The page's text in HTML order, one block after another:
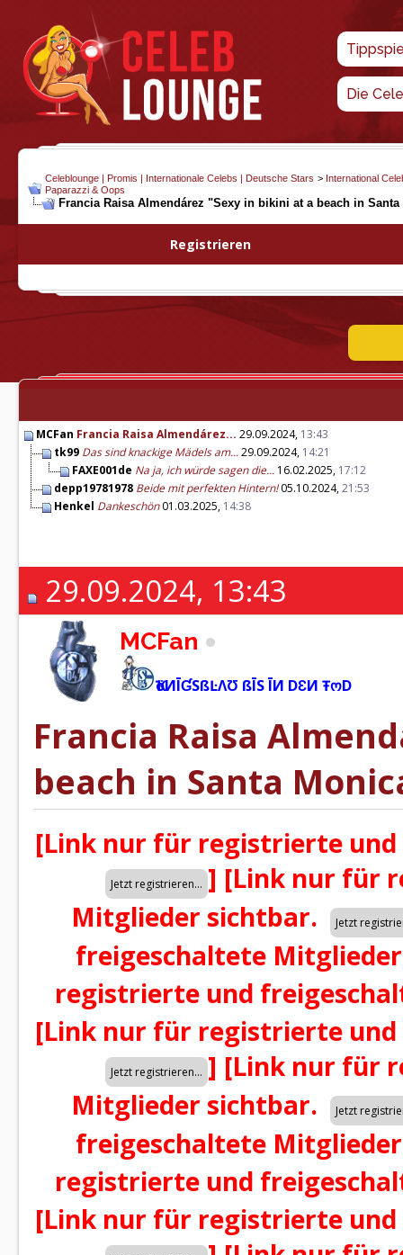
Die
Celeblounge | Promis | Internationale Celebs | Deutsche Stars > International
Paparazzi & Oops
Francia Raisa Almendárez "Sexy in bikini at a beach in Santa
Registrieren
MCFan Francia Raisa Almendárez... 29.09.2024, 13:43
tk99 Das sind knackige Mädels am...29.09.2024, 14:21
FAXE001de Na ja, ich würde sagen die... 16.02.2025, 17:12
depp19781978 Beide mit perfekten Hintern!05.10.2024,21:53
Henkel Dankeschön01.03.2025, 14:38
29.09.2024, 13:43
MCFan
ҠöИĪƓSßĿΛƱ ßĪS ĪИ DƐИ ŦოD
Francia Raisa
beach in Santa
[Link nur für registrierte
] [Link nur für
Mitglieder sichtbar.
freigeschaltete
registrierte und
[Link nur für registrierte
] [Link nur für
Mitglieder sichtbar.
freigeschaltete
registrierte und
[Link nur für registrierte